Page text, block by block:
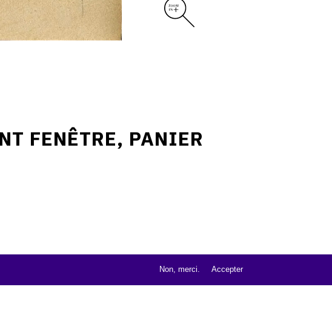
FENÊTRE, PANIER
Non, merci. Accepter